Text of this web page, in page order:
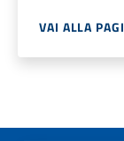
VAI ALLA